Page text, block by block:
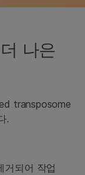
나은
transposome
.
거되어 작업